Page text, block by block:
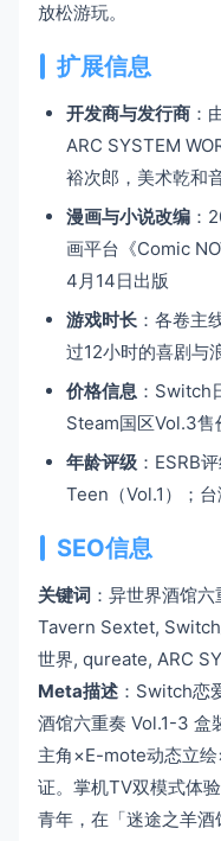
放松游玩。
扩展信息
开发商与发行商 ：
ARC SYSTEM
裕次郎，美术乾和
漫画与小说改编 ：
画平台《Comic
4月14日出版
游戏时长 ：各卷主
过12小时的喜剧与
价格信息 ：Switch
Steam国区Vol.3
年龄评级 ：ESRB
Teen（Vol.1）；
SEO信息
关键词 ：异世界酒馆
Tavern Sextet,
世界, qureate, ARC
Meta描述 ：Switch恋
酒馆六重奏 Vol.1-3 盒
主角×E-mote动态立
证。掌机TV双模式体
青年，在「迷途之羊